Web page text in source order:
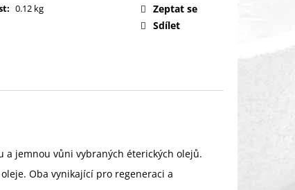
: 0.12 kg
Zeptat se
Sdílet
jemnou vůni vybraných éterických olejů.
Oba vynikající pro regeneraci a